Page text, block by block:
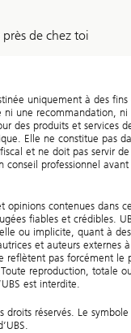
de chez toi
uniquement à des fins
ni une recommandation,
des produits et services
Elle ne constitue pas
et ne doit pas servir
conseil professionnel
opinions contenues dans
fiables et crédibles.
ou implicite, quant à
et auteurs externes
reflètent pas forcément le
reproduction, totale
est interdite.
droits réservés. Le